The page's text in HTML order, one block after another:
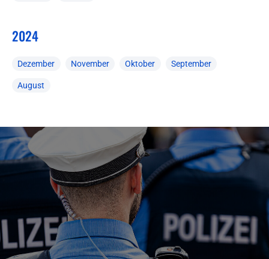
2024
Dezember November Oktober September
August